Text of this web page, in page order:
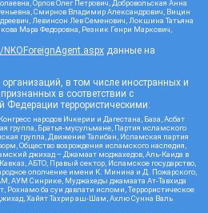
Орлов Олег Петрович, Добровольская Анна
Смирнов Владимир Александрович, Вицин
Левинсон Лев Семенович, Локшина Татьяна
Мара Федоровна, Резник Генри Маркович,
данные на
в том числе иностранных и
в соответствии с
Федерации террористическими:
народов Ичкерии и Дагестана, База, Асбат
группа, Братья-мусульмане, Партия исламского
группа, Движение Талибан, Исламская партия
Общество возрождения исламского наследия,
джихад – Джамаат моджахедов, Аль-Каида в
АБТО, Правый сектор, Исламское государство,
ополчение имени К. Минина и Д. Пожарского,
АУМ Синрике, Муджахеды джамаата Ат-Тавхида
ба суи давлати исломи, Террористическое
Хайят Тахрир аш-Шам, Ахлю Сунна Валь